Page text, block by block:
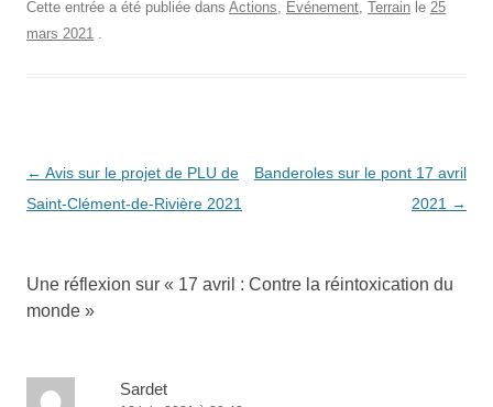
Cette entrée a été publiée dans Actions, Evénement, Terrain le 25
mars 2021 .
Navigation
des
← Avis sur le projet de PLU de
Saint-Clément-de-Rivière 2021
Banderoles sur le pont 17 avril
2021 →
Une réflexion sur « 17 avril : Contre la réintoxication du
monde »
Sardet